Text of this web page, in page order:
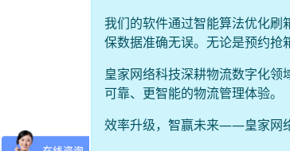
我们的软件通过智能算法优化刷
保数据准确无误。无论是预约抢
皇家网络科技深耕物流数字化
可靠、更智能的物流管理体验。
效率升级，智赢未来——皇家网